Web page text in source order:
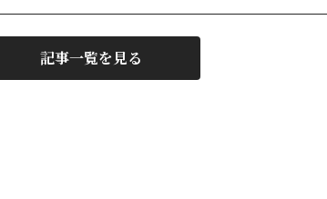
記事一覧を見る